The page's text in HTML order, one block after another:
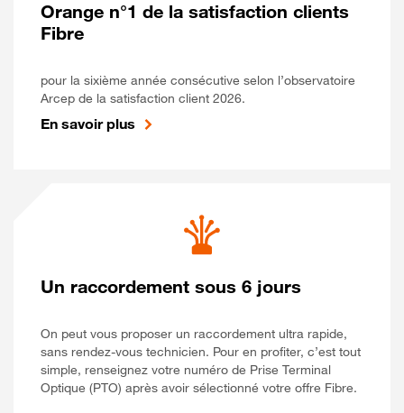
Orange n°1 de la satisfaction clients
Fibre
pour la sixième année consécutive selon l’observatoire
Arcep de la satisfaction client 2026.
En savoir plus
Un raccordement sous 6 jours
On peut vous proposer un raccordement ultra rapide,
sans rendez-vous technicien. Pour en profiter, c’est tout
simple, renseignez votre numéro de Prise Terminal
Optique (PTO) après avoir sélectionné votre offre Fibre.